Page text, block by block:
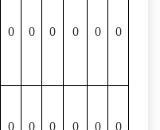
0 0 0 0 0 0
0 0 0 0 0 0